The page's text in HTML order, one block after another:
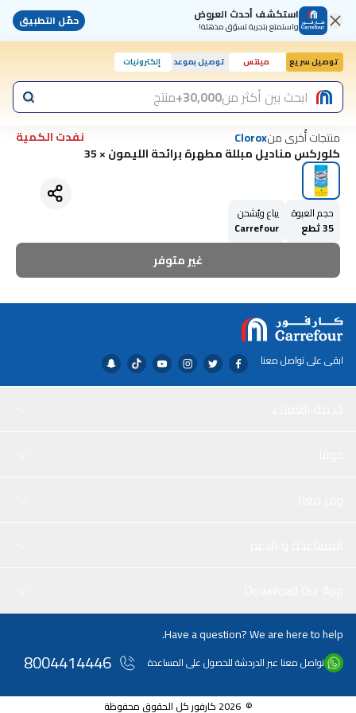
استكشف أحدث العروض
واستمتع بتجربة تسوّق مذهلة! حمّل التطبيق
توصيل سريع مينتس توصيل بموعد إلكترونيات
ابحث بين أكثر من30,000+ منتج
منتجات أُخرى منClorox
نفدت الكمية
كلوركس مناديل مبللة مطهرة برائحة الليمون × 35
حجم العبوة
35 ثطع
يباع ويُشحن
Carrefour
غير متوفر
ابقى على تواصل معنا
Have a question? We are here to help.
تواصل معنا عبر الدردشة للحصول على المساعدة 8004414446
© 2026 كارفور كل الحقوق محفوظة